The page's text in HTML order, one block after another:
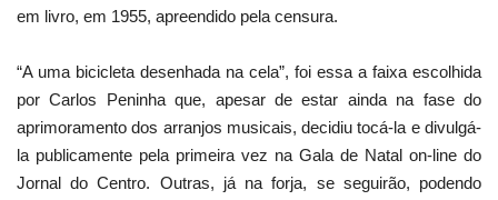
Lazer
Ambiente
em livro, em 1955, apreendido pela censura.
“A uma bicicleta desenhada na cela”, foi essa a faixa escolhida
por Carlos Peninha que, apesar de estar ainda na fase do
aprimoramento dos arranjos musicais, decidiu tocá-la e divulgá-
la publicamente pela primeira vez na Gala de Natal on-line do
Jornal do Centro. Outras, já na forja, se seguirão, podendo